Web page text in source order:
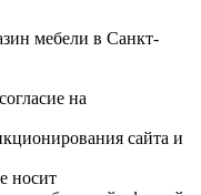
мебели в Санкт-
на
сайта и
носит